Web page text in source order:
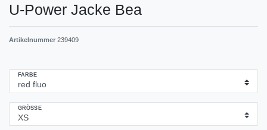
U-Power Jacke Bea
Artikelnummer 239409
FARBE
GRÖSSE